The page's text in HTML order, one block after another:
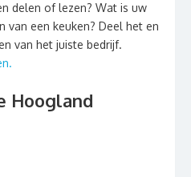
delen of lezen? Wat is uw
van een keuken? Deel het en
van het juiste bedrijf.
Hoogland